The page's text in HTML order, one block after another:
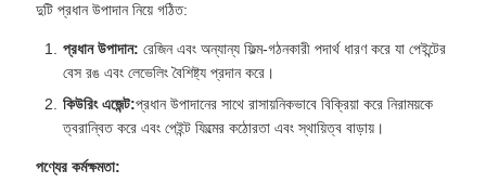
দুটি প্রধান উপাদান নিয়ে গঠিত:
প্রধান উপাদান: রেজিন এবং অন্যান্য ফিল্ম-গঠনকারী পদার্থ ধারণ করে যা পেইন্টের
বেস রঙ এবং লেভেলিং বৈশিষ্ট্য প্রদান করে।
কিউরিং এজেন্ট:প্রধান উপাদানের সাথে রাসায়নিকভাবে বিক্রিয়া করে নিরাময়কে
ত্বরান্বিত করে এবং পেইন্ট ফিল্মের কঠোরতা এবং স্থায়িত্ব বাড়ায়।
পণ্যের কর্মক্ষমতা: